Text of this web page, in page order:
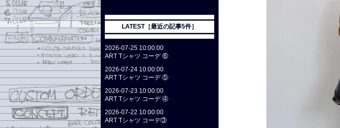
LATEST［最近の記事5件］
2026-07-25 10:00:00
ART Tシャツ コーデ ⑥
2026-07-24 10:00:00
ART Tシャツ コーデ ⑤
2026-07-23 10:00:00
ART Tシャツ コーデ ④
2026-07-22 10:00:00
ART Tシャツ コーデ③